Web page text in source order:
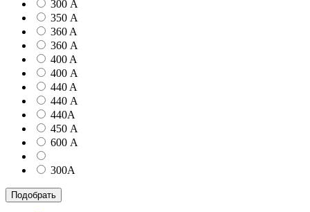
300 А
350 А
360 A
360 А
400 A
400 А
440 A
440 А
440А
450 А
600 А
300А
Подобрать